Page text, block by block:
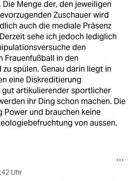
Die Menge der, den jeweiligen
Zuschauer wird
auch die mediale Präsenz
sehe ich jedoch lediglich
den
Frauenfußball in den
spülen. Genau darin liegt in
eine Diskreditierung
gut artikulierender sportlicher
ihr Ding schon machen. Die
Power und brauchen keine
von aussen.
Uhr